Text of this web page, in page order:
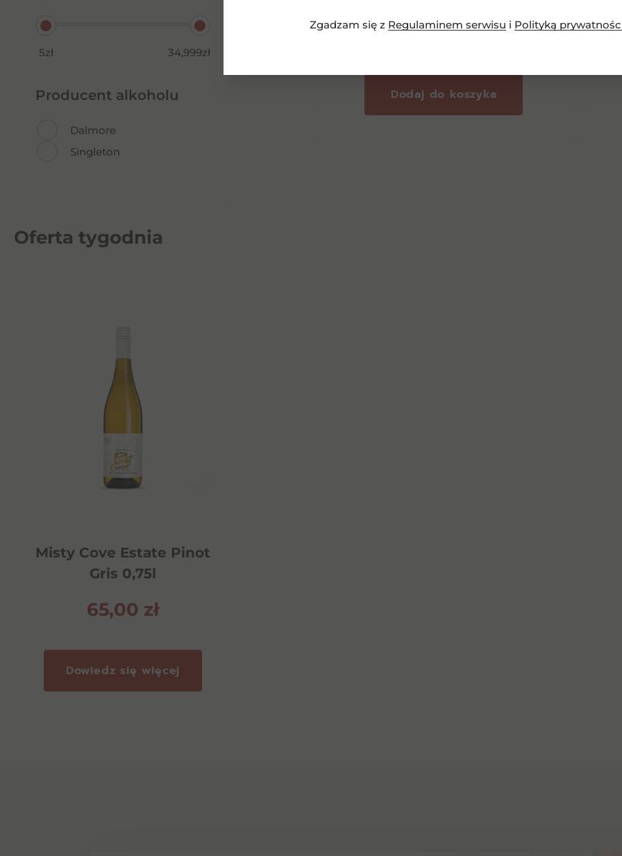
Zgadzam się z Regulaminem serwisu i Polityką
5zł 34,999zł
Producent alkoholu
Dalmore
Singleton
Oferta tygodnia
Misty Cove Estate Pinot
Gris 0,75l
65,00 zł
Dowiedz się więcej
zł
Dodaj do koszyka
27,00zł
Dodaj do koszyka